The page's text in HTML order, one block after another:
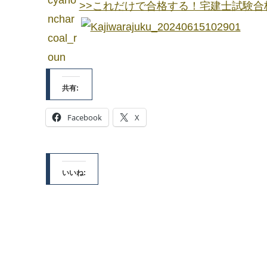
>>これだけで合格する！宅建士試験
共有:
Facebook X
いいね: